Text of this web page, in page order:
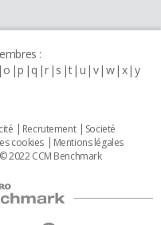
:
o p q r s t u v w x y
Recrutement
Societé
cookies
Mentions légales
© 2022 CCM Benchmark